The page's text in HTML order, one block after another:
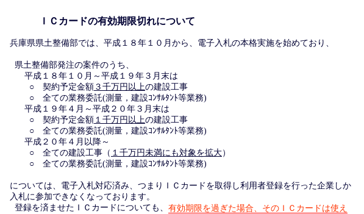
ＩＣカードの有効期限切れについて
兵庫県県土整備部では、平成１８年１０月から、電子入札の本格実施を始めており、
県土整備部発注の案件のうち、
平成１８年１０月～平成１９年３月末は
○ 契約予定金額 ３千万円以上の建設工事
○ 全ての業務委託(測量，建設ｺﾝｻﾙﾀﾝﾄ等業務)
平成１９年４月～平成２０年３月末は
○ 契約予定金額 １千万円以上の建設工事
○ 全ての業務委託(測量，建設ｺﾝｻﾙﾀﾝﾄ等業務)
平成２０年４月以降～
○ 全ての建設工事（ １千万円未満にも対象を拡大）
○ 全ての業務委託(測量，建設ｺﾝｻﾙﾀﾝﾄ等業務)
については、電子入札対応済み、つまりＩＣカードを取得し利用者登録を行った企業しか
入札に参加できなくなっております。
登録を済ませたＩＣカードについても、 有効期限を過ぎた場合、そのＩＣカードは使え